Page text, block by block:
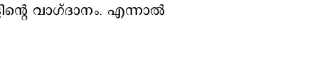
വാഗ്ദാനം. എന്നാല്‍